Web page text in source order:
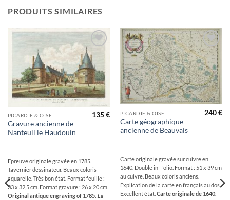
PRODUITS SIMILAIRES
Ajouter
à la
wishlist
PICARDIE & OISE
Gravure ancienne de
Nanteuil le Haudouin
135€
Epreuve originale gravée en 1785.
Tavernier dessinateur. Beaux coloris
aquarelle. Très bon état. Format feuille :
33 x 32,5 cm. Format gravure : 26 x 20 cm.
Original antique engraving of 1785. La
Ajouter
à la
wishlist
PICARDIE & OISE
Carte géographique
ancienne de Beauvais
240€
Carte originale gravée sur cuivre en
1640. Double in -folio. Format : 51 x 39 cm
au cuivre. Beaux coloris anciens.
Explication de la carte en français au dos.
Excellent état. Carte originale de 1640.